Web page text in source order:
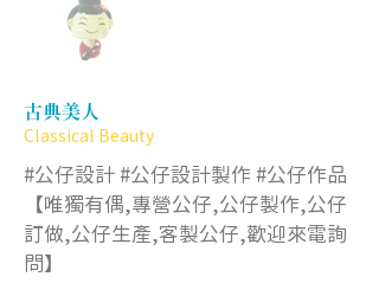
古典美人
Classical Beauty
#公仔設計 #公仔設計製作 #公仔作品
【唯獨有偶,專營公仔,公仔製作,公仔
訂做,公仔生產,客製公仔,歡迎來電詢
問】